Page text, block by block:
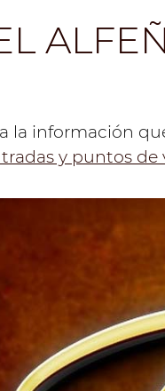
la información
y puntos de